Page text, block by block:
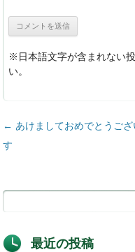
※日本語文字が含まれない
い。
投稿ナビゲーション
← あけましておめでとうござ
す
最近の投稿